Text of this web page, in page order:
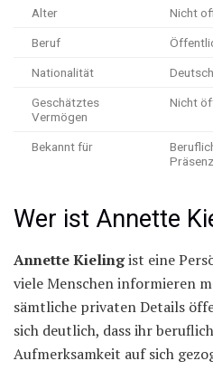
Alter Nicht
Beruf
Nationalität Deutsch
Geschätztes
Vermögen
Nicht
Bekannt für
Präsenz
Wer ist Annette
Annette Kielingist eine
viele Menschen informieren
sämtliche privaten Details
sich deutlich, dass ihr
Aufmerksamkeit auf sich